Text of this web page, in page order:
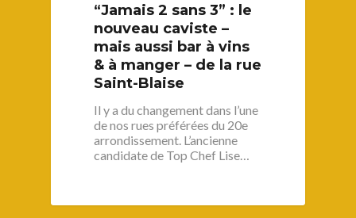
“Jamais 2 sans 3” : le
nouveau caviste –
mais aussi bar à vins
& à manger – de la rue
Saint-Blaise
Il y a du changement dans l’une
de nos rues préférées du 20e
arrondissement. L’ancienne
candidate de Top Chef Lise…